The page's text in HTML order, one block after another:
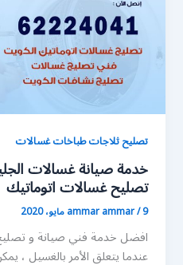
تصليح ثلاجات طباخات غسالات
تصليح غسالات اتوماتيك
ammar ammar/9 مايو، 2020
افضل خدمة فني صيانة و
عندما يتعلق الأمر بالغسيل ،